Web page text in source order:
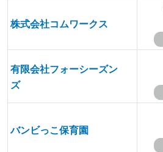
株式会社コムワークス
有限会社フォーシーズン
ズ
バンビっこ保育園